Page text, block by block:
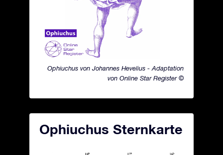
Ophiuchus von Johannes Hevelius - Adaptation
von Online Star Register ©
Ophiuchus Sternkarte